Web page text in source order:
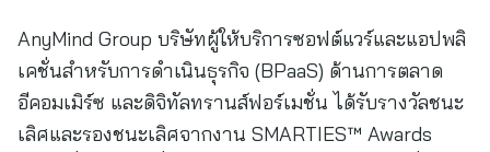
AnyMind Group บริษัทผู้ให้บริการซอฟต์แวร์และแอปพลิ
เคชั่นสำหรับการดำเนินธุรกิจ (BPaaS) ด้านการตลาด
อีคอมเมิร์ซ และดิจิทัลทรานส์ฟอร์เมชั่น ได้รับรางวัลชนะ
เลิศและรองชนะเลิศจากงาน SMARTIES™ Awards